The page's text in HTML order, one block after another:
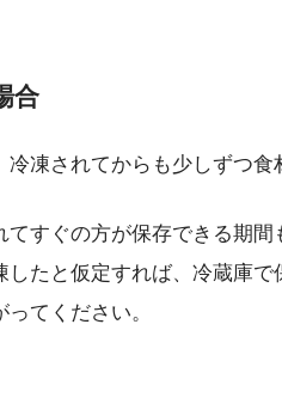
合
凍されてからも少しずつ食
すぐの方が保存できる期間
たと仮定すれば、冷蔵庫で
てください。